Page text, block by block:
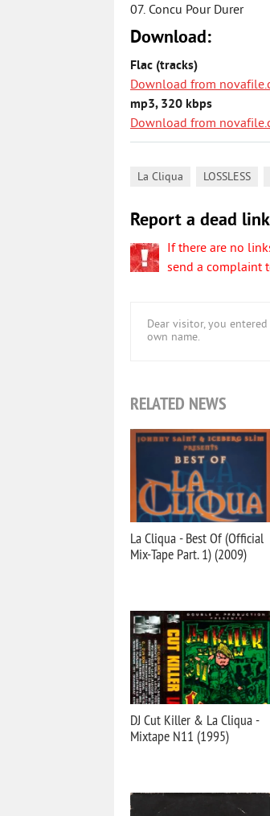
07. Concu Pour Durer
Download:
Flac (tracks)
Download from
mp3, 320 kbps
Download from
La Cliqua LOSSLESS
Report a dead link
If there are no
send a complaint
Dear visitor, you
own name.
RELATED NEWS
La Cliqua - Best Of (Official
Mix-Tape Part. 1) (2009)
DJ Cut Killer & La Cliqua -
Mixtape N11 (1995)